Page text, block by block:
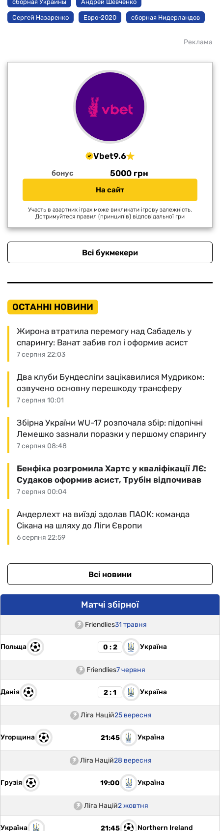
сборная Украины Андрей Шевченко
Сергей Назаренко Евро-2020 сборная Нидерландов
Реклама
Vbet9.6
бонус 5000 грн
На сайт
Участь в азартних іграх може викликати ігрову залежність.
Дотримуйтеся правил (принципів) відповідальної гри
Всі букмекери
ОСТАННІ НОВИНИ
7 серпня 22:03
Жирона втратила перемогу над Сабадель у
спарингу: Ванат забив гол і оформив асист
7 серпня 10:01
Два клуби Бундесліги зацікавилися Мудриком:
озвучено основну перешкоду трансферу
7 серпня 08:48
Збірна України WU-17 розпочала збір: підопічні
Лемешко зазнали поразки у першому спарингу
7 серпня 00:04
Бенфіка розгромила Хартс у кваліфікації ЛЄ:
Судаков оформив асист, Трубін відпочивав
6 серпня 22:59
Андерлехт на виїзді здолав ПАОК: команда
Сікана на шляху до Ліги Європи
Всі новини
Матчі збірної
Friendlies31 травня
Польща 0 : 2 Україна
Friendlies7 червня
Данія 2 : 1 Україна
Ліга Націй25 вересня
Угорщина 21:45 Україна
Ліга Націй28 вересня
Грузія 19:00 Україна
Ліга Націй2 жовтня
Україна 21:45 Northern Ireland